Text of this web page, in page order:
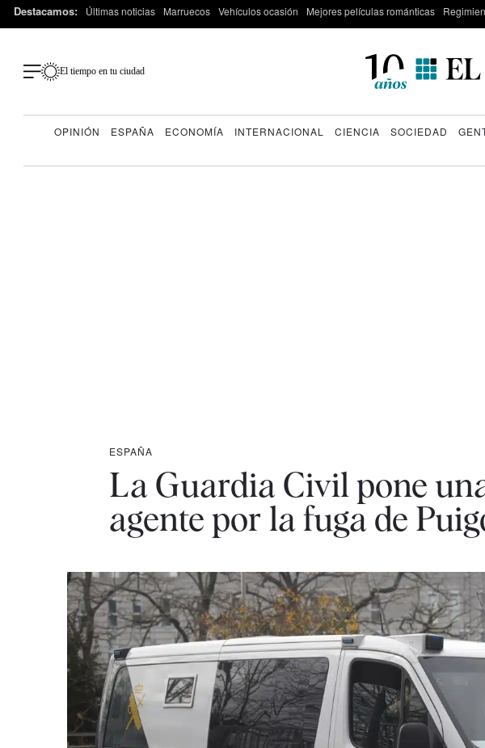
Destacamos: Últimas noticias Marruecos Vehículos ocasión Mejores películas románticas
El tiempo en tu ciudad
OPINIÓN ESPAÑA ECONOMÍA INTERNACIONAL CIENCIA SOCIEDAD
ESPAÑA
La Guardia Civil pone
agente por la fuga de